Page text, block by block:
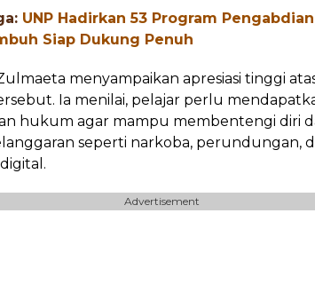
UNP Hadirkan 53 Program
Siap Dukung Penuh
menyampaikan apresiasi tinggi
Ia menilai, pelajar perlu
hukum agar mampu membentengi diri
seperti narkoba, perundungan,
Advertisement